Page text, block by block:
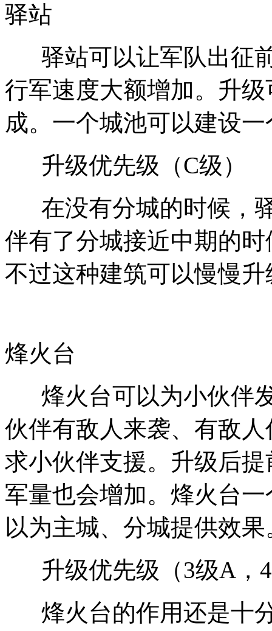
驿站
驿站可以让军队出征
行军速度大额增加。升
成。一个城池可以建设
升级优先级（C级）
在没有分城的时候，
伴有了分城接近中期的
不过这种建筑可以慢慢
烽火台
烽火台可以为小伙伴
伙伴有敌人来袭、有敌
求小伙伴支援。升级后
军量也会增加。烽火台
以为主城、分城提供效果
升级优先级（3级A，
烽火台的作用还是十